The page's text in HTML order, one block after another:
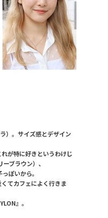
）。サイズ感とデザイン
れが特に好きというわけじ
ブラウン）、
ぽいから。
てカフェによく行きま
』。